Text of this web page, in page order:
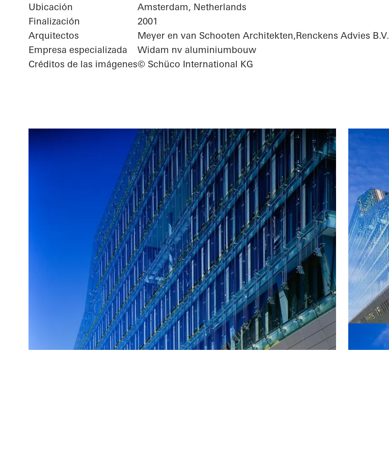
Ubicación
Amsterdam, Netherlands
Finalización
2001
Arquitectos
Meyer en van Schooten Architekten,Renckens Advies B.V.
Empresa especializada
Widam nv aluminiumbouw
Créditos de las imágenes© Schüco International KG